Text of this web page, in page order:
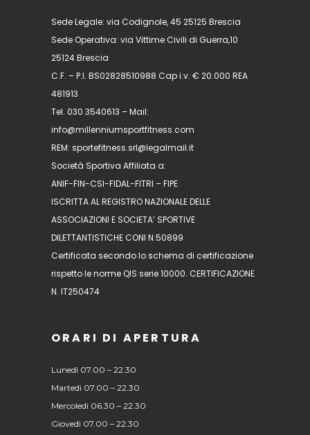
Sede Legale: via Codignole, 45 25125 Brescia
Sede Operativa: via Vittime Civili di Guerra,10
25124 Brescia
C.F. – P.I. BS02828510988 Cap i.v. € 20.000 REA
481913
Tel. 030 3540613 – Mail:
info@millenniumsportfitness.com
REM: sportefitness.srl@legalmail.it
Società Sportiva Affiliata a:
ANIF-FIN-CSI-FIDAL-FITRI – FIPE
ISCRITTA AL REGISTRO NAZIONALE DELLE
ASSOCIAZIONI E SOCIETA’ SPORTIVE
DILETTANTISTICHE CONI N.50899
Certificata secondo lo schema di certificazione
rispetto le norme QIS serie 10000. CERTIFICAZIONE
N. IT250474
ORARI DI APERTURA
Lunedì 07.00 – 22.30
Martedì 07.00 – 22.30
Mercoledì 06.30 – 22.30
Giovedì 07.00 – 22.30